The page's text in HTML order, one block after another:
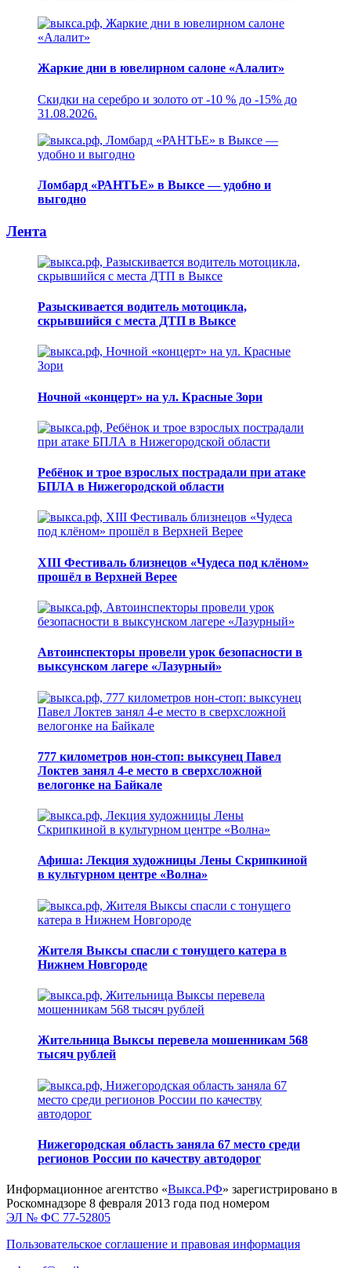
Жаркие дни в ювелирном салоне «Алалит»
Скидки на серебро и золото от -10 % до -15% до
31.08.2026.
Ломбард «РАНТЬЕ» в Выксе — удобно и
выгодно
Лента
Разыскивается водитель мотоцикла,
скрывшийся с места ДТП в Выксе
Ночной «концерт» на ул. Красные Зори
Ребёнок и трое взрослых пострадали при атаке
БПЛА в Нижегородской области
XIII Фестиваль близнецов «Чудеса под клёном»
прошёл в Верхней Верее
Автоинспекторы провели урок безопасности в
выксунском лагере «Лазурный»
777 километров нон-стоп: выксунец Павел
Локтев занял 4-е место в сверхсложной
велогонке на Байкале
Афиша: Лекция художницы Лены Скрипкиной
в культурном центре «Волна»
Жителя Выксы спасли с тонущего катера в
Нижнем Новгороде
Жительница Выксы перевела мошенникам 568
тысяч рублей
Нижегородская область заняла 67 место среди
регионов России по качеству автодорог
Информационное агентство «Выкса.РФ» зарегистрировано в
Роскомнадзоре 8 февраля 2013 года под номером
ЭЛ № ФС 77-52805
Пользовательское соглашение и правовая информация